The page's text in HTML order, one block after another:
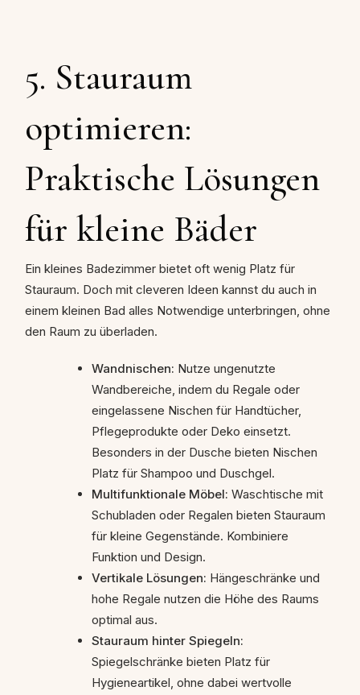
5. Stauraum
optimieren:
Praktische Lösungen
für kleine Bäder
Ein kleines Badezimmer bietet oft wenig Platz für
Stauraum. Doch mit cleveren Ideen kannst du auch in
einem kleinen Bad alles Notwendige unterbringen, ohne
den Raum zu überladen.
Wandnischen: Nutze ungenutzte
Wandbereiche, indem du Regale oder
eingelassene Nischen für Handtücher,
Pflegeprodukte oder Deko einsetzt.
Besonders in der Dusche bieten Nischen
Platz für Shampoo und Duschgel.
Multifunktionale Möbel: Waschtische mit
Schubladen oder Regalen bieten Stauraum
für kleine Gegenstände. Kombiniere
Funktion und Design.
Vertikale Lösungen: Hängeschränke und
hohe Regale nutzen die Höhe des Raums
optimal aus.
Stauraum hinter Spiegeln:
Spiegelschränke bieten Platz für
Hygieneartikel, ohne dabei wertvolle